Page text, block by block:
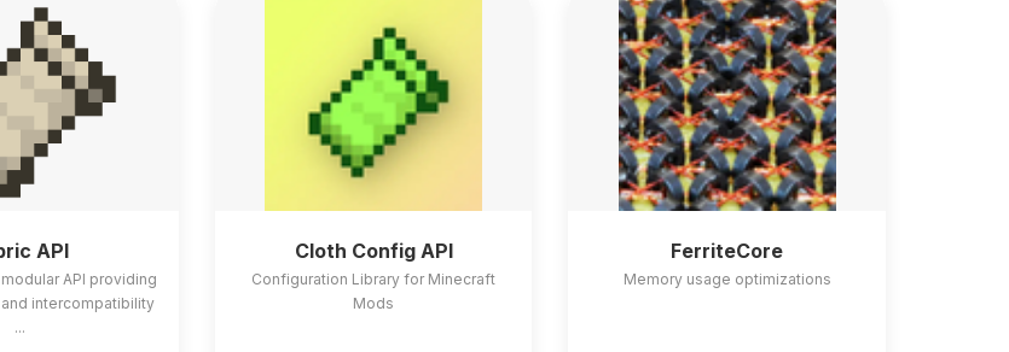
API
API providing
intercompatibility
...
Cloth Config API
Configuration Library for Minecraft
Mods
FerriteCore
Memory usage optimizations